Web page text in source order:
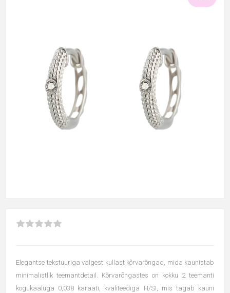
Elegantse tekstuuriga valgest kullast kõrvarõngad, mida kaunistab
minimalistlik teemantdetail. Kõrvarõngastes on kokku 2 teemanti
kogukaaluga 0,038 karaati, kvaliteediga H/SI, mis tagab kauni